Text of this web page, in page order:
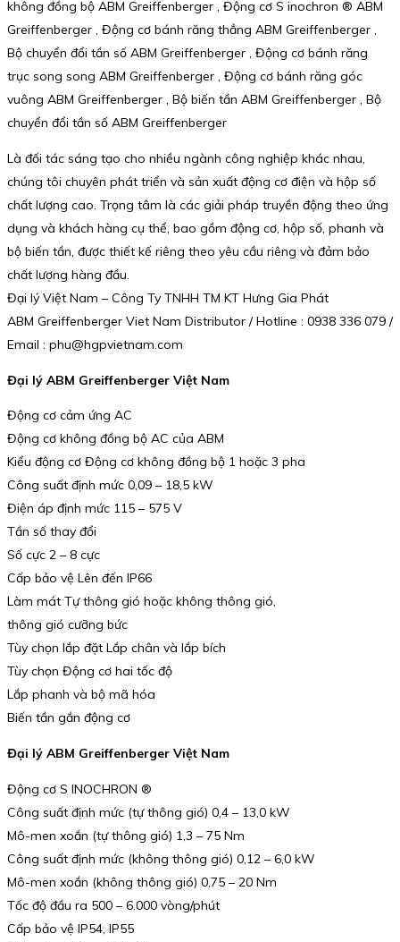
không đồng bộ ABM Greiffenberger , Động cơ S inochron ® ABM
Greiffenberger , Động cơ bánh răng thẳng ABM Greiffenberger ,
Bộ chuyển đổi tần số ABM Greiffenberger , Động cơ bánh răng
trục song song ABM Greiffenberger , Động cơ bánh răng góc
vuông ABM Greiffenberger , Bộ biến tần ABM Greiffenberger , Bộ
chuyển đổi tần số ABM Greiffenberger
Là đối tác sáng tạo cho nhiều ngành công nghiệp khác nhau,
chúng tôi chuyên phát triển và sản xuất động cơ điện và hộp số
chất lượng cao. Trọng tâm là các giải pháp truyền động theo ứng
dụng và khách hàng cụ thể, bao gồm động cơ, hộp số, phanh và
bộ biến tần, được thiết kế riêng theo yêu cầu riêng và đảm bảo
chất lượng hàng đầu.
Đại lý Việt Nam – Công Ty TNHH TM KT Hưng Gia Phát
ABM Greiffenberger Viet Nam Distributor / Hotline : 0938 336 079 /
Email : phu@hgpvietnam.com
Đại lý ABM Greiffenberger Việt Nam
Động cơ cảm ứng AC
Động cơ không đồng bộ AC của ABM
Kiểu động cơ Động cơ không đồng bộ 1 hoặc 3 pha
Công suất định mức 0,09 – 18,5 kW
Điện áp định mức 115 – 575 V
Tần số thay đổi
Số cực 2 – 8 cực
Cấp bảo vệ Lên đến IP66
Làm mát Tự thông gió hoặc không thông gió,
thông gió cưỡng bức
Tùy chọn lắp đặt Lắp chân và lắp bích
Tùy chọn Động cơ hai tốc độ
Lắp phanh và bộ mã hóa
Biến tần gắn động cơ
Đại lý ABM Greiffenberger Việt Nam
Động cơ S INOCHRON ®
Công suất định mức (tự thông gió) 0,4 – 13,0 kW
Mô-men xoắn (tự thông gió) 1,3 – 75 Nm
Công suất định mức (không thông gió) 0,12 – 6,0 kW
Mô-men xoắn (không thông gió) 0,75 – 20 Nm
Tốc độ đầu ra 500 – 6.000 vòng/phút
Cấp bảo vệ IP54, IP55